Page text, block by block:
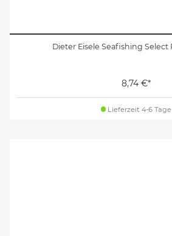
Dieter Eisele Seafishing Select
8,74 €*
Lieferzeit 4-6 Tage